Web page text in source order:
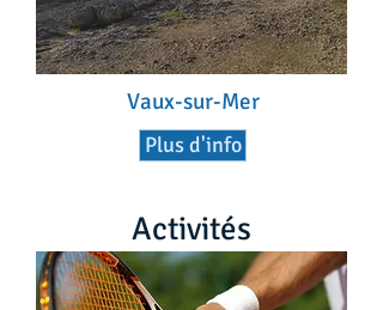
Vaux-sur-Mer
Plus d'info
Activités